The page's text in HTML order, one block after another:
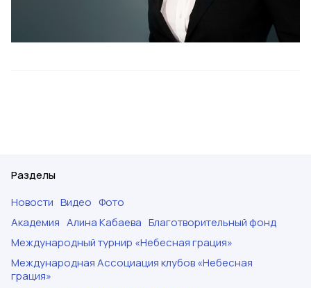
Разделы
Новости Видео Фото
Академия Алина Кабаева Благотворительный фонд
Международный турнир «Небесная грация»
Международная Ассоциация клубов «Небесная
грация»